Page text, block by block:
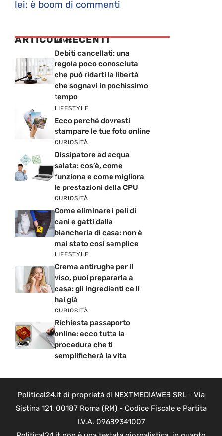
lei: è boom di commenti
ARTICOLI RECENTI
NEWS
Debiti cancellati: una
regola poco conosciuta
che può ridarti la libertà
che sognavi in pochissimo
tempo
LIFESTYLE
Ecco perché dovresti
stampare le tue foto online
CURIOSITÀ
Dissipatore ad acqua
salata: cos’è, come
funziona e come migliora
le prestazioni della CPU
CURIOSITÀ
Come eliminare i peli di
cani e gatti dalla
biancheria di casa: non è
mai stato così semplice
LIFESTYLE
Crema antirughe per il
viso, puoi prepararla a
casa: gli ingredienti ce li
hai già
CURIOSITÀ
Richiesta passaporto
online: ecco tutta la
procedura che ti
semplificherà la vita
Political24.it di proprietà di NEXTMEDIAWEB SRL - Via
Sistina 121, 00187 Roma (RM) - Codice Fiscale e Partita
I.V.A. 09689341007